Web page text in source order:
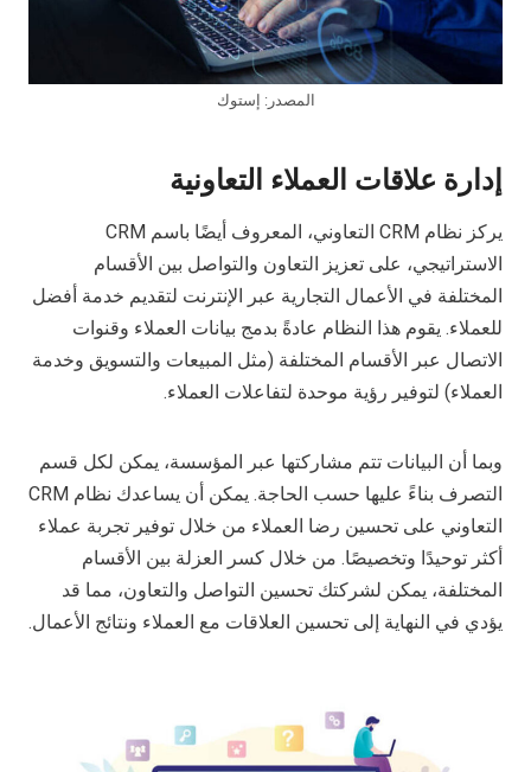
المصدر: إستوك
إدارة علاقات العملاء التعاونية
يركز نظام CRM التعاوني، المعروف أيضًا باسم CRM
الاستراتيجي، على تعزيز التعاون والتواصل بين الأقسام
المختلفة في الأعمال التجارية عبر الإنترنت لتقديم خدمة أفضل
للعملاء. يقوم هذا النظام عادةً بدمج بيانات العملاء وقنوات
الاتصال عبر الأقسام المختلفة (مثل المبيعات والتسويق وخدمة
العملاء) لتوفير رؤية موحدة لتفاعلات العملاء.
وبما أن البيانات تتم مشاركتها عبر المؤسسة، يمكن لكل قسم
التصرف بناءً عليها حسب الحاجة. يمكن أن يساعدك نظام CRM
التعاوني على تحسين رضا العملاء من خلال توفير تجربة عملاء
أكثر توحيدًا وتخصيصًا. من خلال كسر العزلة بين الأقسام
المختلفة، يمكن لشركتك تحسين التواصل والتعاون، مما قد
يؤدي في النهاية إلى تحسين العلاقات مع العملاء ونتائج الأعمال.